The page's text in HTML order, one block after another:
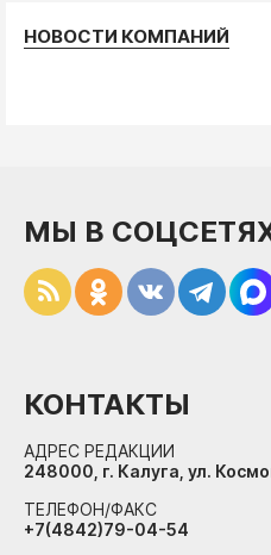
НОВОСТИ КОМПАНИЙ
МЫ В
КОНТАКТЫ
АДРЕС РЕДАКЦИИ
248000, г. Калуга, ул.
ТЕЛЕФОН/ФАКС
+7(4842)79-04-54